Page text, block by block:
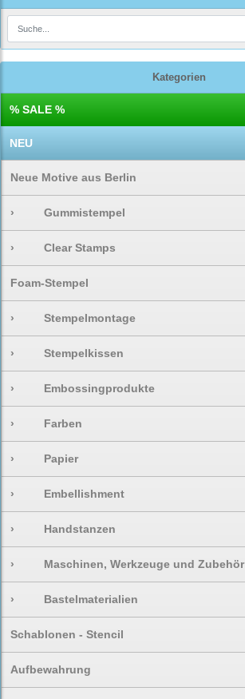
Kategorien
% SALE %
NEU
Neue Motive aus Berlin
› Gummistempel
› Clear Stamps
Foam-Stempel
› Stempelmontage
› Stempelkissen
› Embossingprodukte
› Farben
› Papier
› Embellishment
› Handstanzen
› Maschinen, Werkzeuge und Zubehör
› Bastelmaterialien
Schablonen - Stencil
Aufbewahrung